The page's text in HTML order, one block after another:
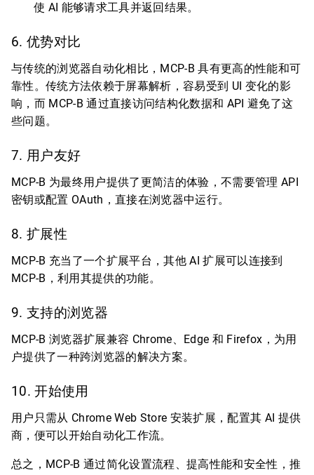
使 AI 能够请求工具并返回结果。
6. 优势对比
与传统的浏览器自动化相比，MCP-B 具有更高的性能和可
靠性。传统方法依赖于屏幕解析，容易受到 UI 变化的影
响，而 MCP-B 通过直接访问结构化数据和 API 避免了这
些问题。
7. 用户友好
MCP-B 为最终用户提供了更简洁的体验，不需要管理 API
密钥或配置 OAuth，直接在浏览器中运行。
8. 扩展性
MCP-B 充当了一个扩展平台，其他 AI 扩展可以连接到
MCP-B，利用其提供的功能。
9. 支持的浏览器
MCP-B 浏览器扩展兼容 Chrome、Edge 和 Firefox，为用
户提供了一种跨浏览器的解决方案。
10. 开始使用
用户只需从 Chrome Web Store 安装扩展，配置其 AI 提供
商，便可以开始自动化工作流。
总之，MCP-B 通过简化设置流程、提高性能和安全性，推